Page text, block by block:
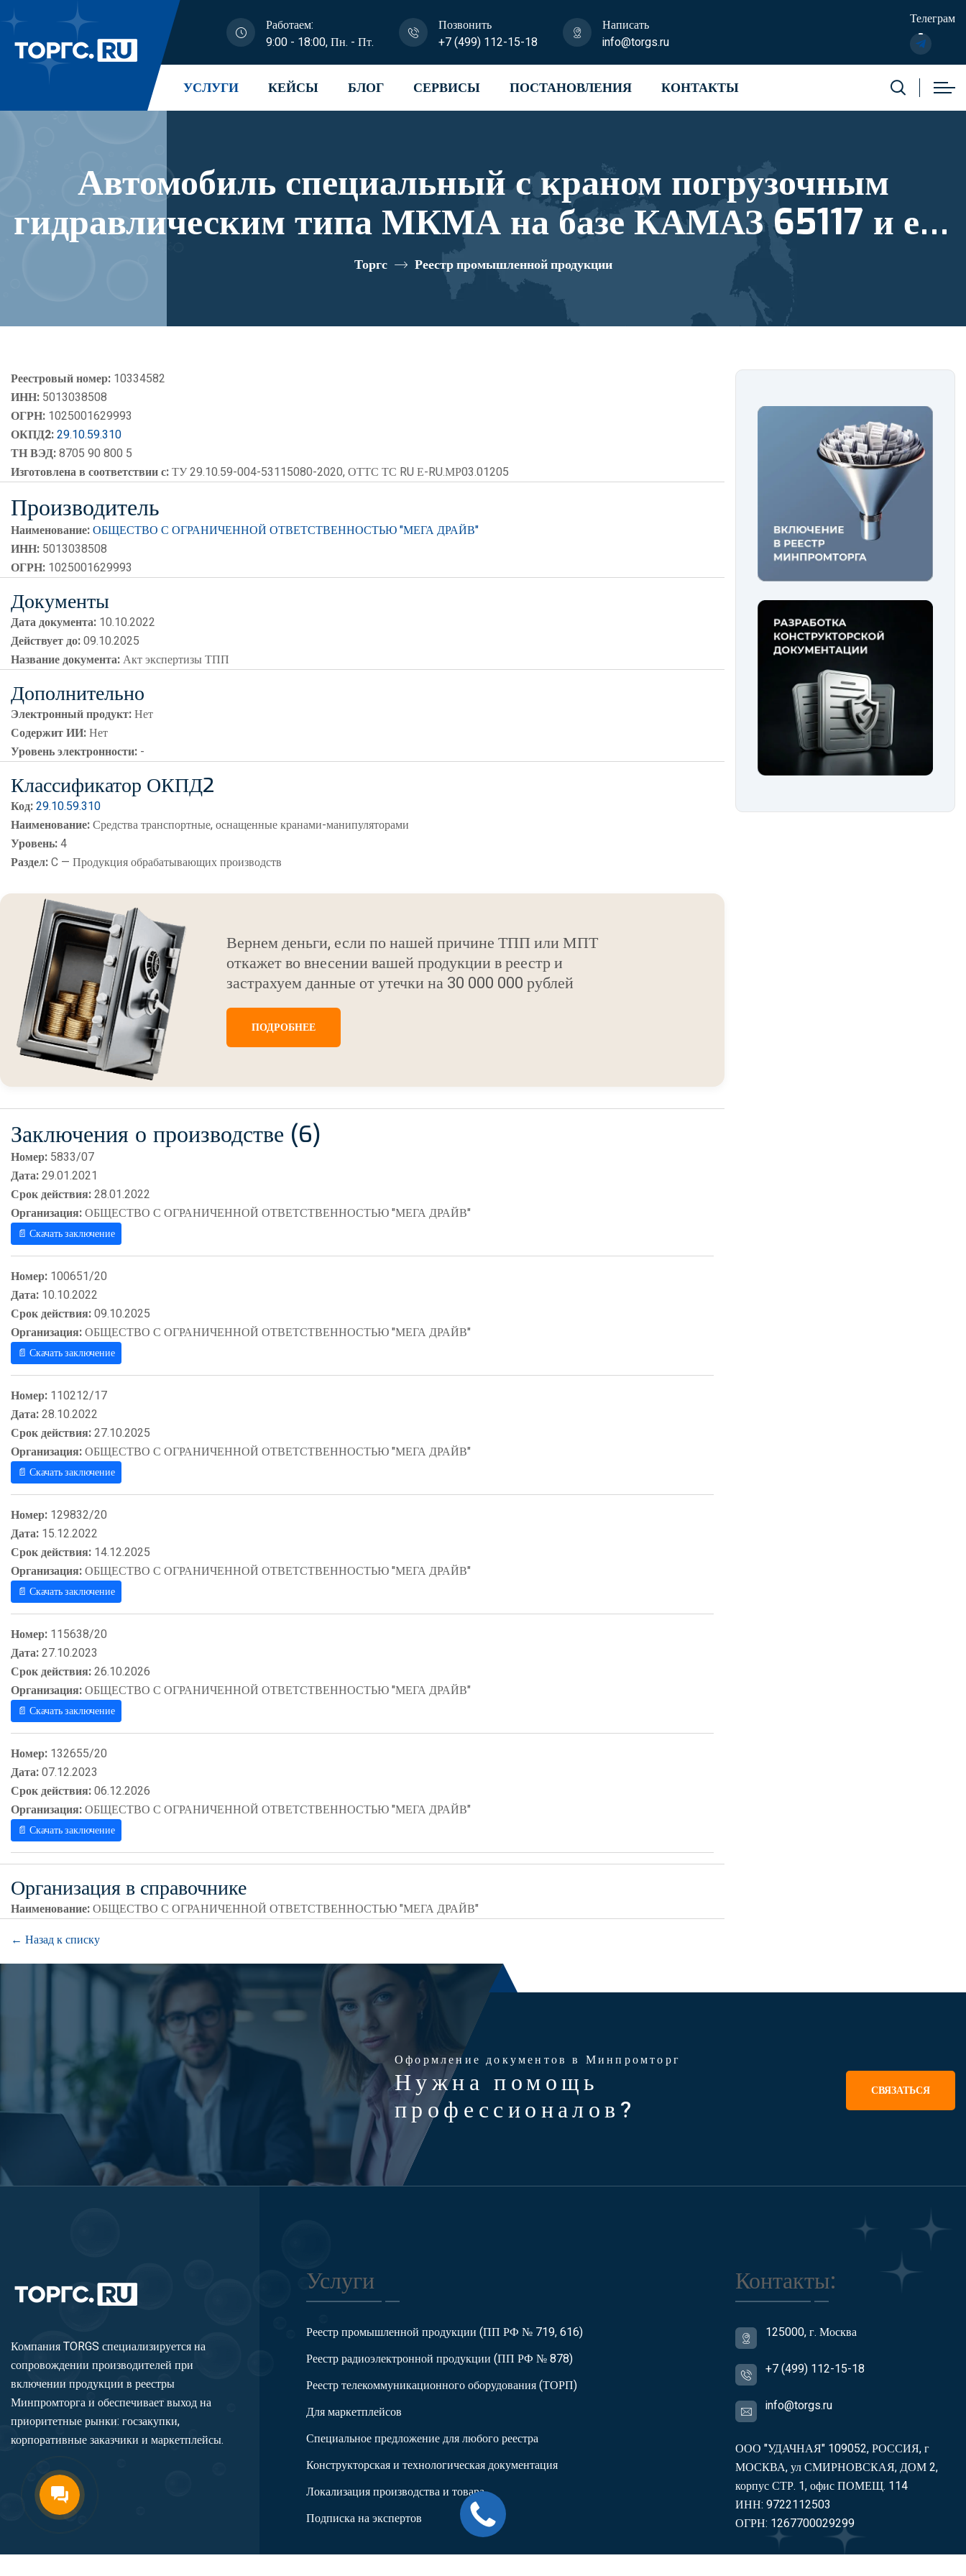
Работаем:
9:00 - 18:00, Пн. - Пт.
Позвонить
+7 (499) 112-15-18
Написать
info@torgs.ru
Телеграм
УСЛУГИ КЕЙСЫ БЛОГ СЕРВИСЫ ПОСТАНОВЛЕНИЯ КОНТАКТЫ
Автомобиль специальный с краном погрузочным
гидравлическим типа МКМА на базе КАМАЗ 65117 и его
модификации 64К06N-Z025 реестровый номер
10334582
Торгс Реестр промышленной продукции
Реестровый номер: 10334582
ИНН: 5013038508
ОГРН: 1025001629993
ОКПД2:29.10.59.310
ТН ВЭД:8705 90 800 5
Изготовлена в соответствии с:ТУ 29.10.59-004-53115080-2020, ОТТС ТС RU Е-RU.МР03.01205
Производитель
Наименование:ОБЩЕСТВО С ОГРАНИЧЕННОЙ ОТВЕТСТВЕННОСТЬЮ "МЕГА ДРАЙВ"
ИНН: 5013038508
ОГРН: 1025001629993
Документы
Дата документа: 10.10.2022
Действует до:09.10.2025
Название документа:Акт экспертизы ТПП
Дополнительно
Электронный продукт:Нет
Содержит ИИ:Нет
Уровень электронности: -
Классификатор ОКПД2
Код:29.10.59.310
Наименование:Средства транспортные, оснащенные кранами-манипуляторами
Уровень:4
Раздел:C — Продукция обрабатывающих производств
Вернем деньги, если по нашей причине ТПП или МПТ
откажет во внесении вашей продукции в реестр и
застрахуем данные от утечки на 30 000 000 рублей
ПОДРОБНЕЕ
Заключения о производстве (6)
Номер: 5833/07
Дата:29.01.2021
Срок действия:28.01.2022
Организация:ОБЩЕСТВО С ОГРАНИЧЕННОЙ ОТВЕТСТВЕННОСТЬЮ "МЕГА ДРАЙВ"
📄 Скачать заключение
Номер: 100651/20
Дата: 10.10.2022
Срок действия:09.10.2025
Организация:ОБЩЕСТВО С ОГРАНИЧЕННОЙ ОТВЕТСТВЕННОСТЬЮ "МЕГА ДРАЙВ"
📄 Скачать заключение
Номер: 110212/17
Дата:28.10.2022
Срок действия:27.10.2025
Организация:ОБЩЕСТВО С ОГРАНИЧЕННОЙ ОТВЕТСТВЕННОСТЬЮ "МЕГА ДРАЙВ"
📄 Скачать заключение
Номер: 129832/20
Дата: 15.12.2022
Срок действия: 14.12.2025
Организация:ОБЩЕСТВО С ОГРАНИЧЕННОЙ ОТВЕТСТВЕННОСТЬЮ "МЕГА ДРАЙВ"
📄 Скачать заключение
Номер: 115638/20
Дата:27.10.2023
Срок действия:26.10.2026
Организация:ОБЩЕСТВО С ОГРАНИЧЕННОЙ ОТВЕТСТВЕННОСТЬЮ "МЕГА ДРАЙВ"
📄 Скачать заключение
Номер: 132655/20
Дата:07.12.2023
Срок действия:06.12.2026
Организация:ОБЩЕСТВО С ОГРАНИЧЕННОЙ ОТВЕТСТВЕННОСТЬЮ "МЕГА ДРАЙВ"
📄 Скачать заключение
Организация в справочнике
Наименование:ОБЩЕСТВО С ОГРАНИЧЕННОЙ ОТВЕТСТВЕННОСТЬЮ "МЕГА ДРАЙВ"
← Назад к списку
Оформление документов в Минпромторг
Нужна помощь
профессионалов?
СВЯЗАТЬСЯ
Компания TORGS специализируется на
сопровождении производителей при
включении продукции в реестры
Минпромторга и обеспечивает выход на
приоритетные рынки: госзакупки,
корпоративные заказчики и маркетплейсы.
Услуги
Реестр промышленной продукции (ПП РФ № 719, 616)
Реестр радиоэлектронной продукции (ПП РФ № 878)
Реестр телекоммуникационного оборудования (ТОРП)
Для маркетплейсов
Специальное предложение для любого реестра
Конструкторская и технологическая документация
Локализация производства и товара
Подписка на экспертов
Контакты:
125000, г. Москва
+7 (499) 112-15-18
info@torgs.ru
ООО "УДАЧНАЯ" 109052, РОССИЯ, г
МОСКВА, ул СМИРНОВСКАЯ, ДОМ 2,
корпус СТР. 1, офис ПОМЕЩ. 114
ИНН: 9722112503
ОГРН: 1267700029299